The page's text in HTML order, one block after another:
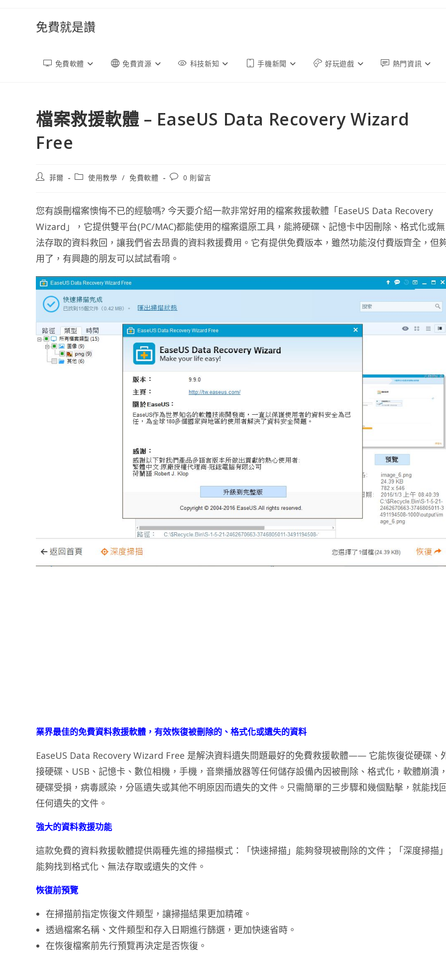
免費就是讚
免費軟體 免費資源 科技新知 手機新聞 好玩遊戲 熱門資訊
檔案救援軟體 – EaseUS Data Recovery Wizard
Free
文
者:
菲爾
文
別:
使用教學 / 免費軟體
文
論：
0 則留言
您有誤刪檔案懊悔不已的經驗嗎? 今天要介紹一款非常好用的檔案救援軟體「EaseUS Data Recovery
Wizard」，它提供雙平台(PC/MAC)都能使用的檔案還原工具，能將硬碟、記憶卡中因刪除、格式化或無
法存取的資料救回，讓我們省去昂貴的資料救援費用。它有提供免費版本，雖然功能沒付費版齊全，但
用了，有興趣的朋友可以試試看唷。
業界最佳的免費資料救援軟體，有效恢復被刪除的、格式化或遺失的資料
EaseUS Data Recovery Wizard Free 是解決資料遺失問題最好的免費救援軟體—— 它能恢復從硬碟、
接硬碟、USB、記憶卡、數位相機，手機，音樂播放器等任何儲存設備內因被刪除、格式化，軟體崩潰，
硬碟受損，病毒感染，分區遺失或其他不明原因而遺失的文件。只需簡單的三步驟和幾個點擊，就能找
任何遺失的文件。
強大的資料救援功能
這款免費的資料救援軟體提供兩種先進的掃描模式：「快速掃描」能夠發現被刪除的文件；「深度掃描」
能夠找到格式化、無法存取或遺失的文件。
恢復前預覽
在掃描前指定恢復文件類型，讓掃描結果更加精確。
透過檔案名稱、文件類型和存入日期進行篩選，更加快速省時。
在恢復檔案前先行預覽再決定是否恢復。